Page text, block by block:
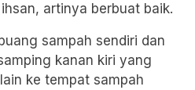
artinya berbuat baik.
sampah sendiri dan
kanan kiri yang
ke tempat sampah